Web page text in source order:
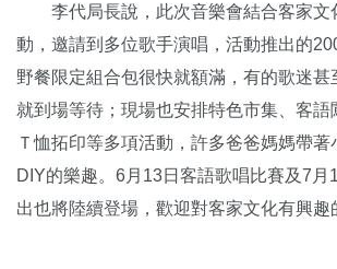
李代局長說，此次音樂會結合客家文
動，邀請到多位歌手演唱，活動推出的
野餐限定組合包很快就額滿，有的歌迷甚
就到場等待；現場也安排特色市集、客語
Ｔ恤拓印等多項活動，許多爸爸媽媽帶
DIY的樂趣。6月13日客語歌唱比賽及7月
出也將陸續登場，歡迎對客家文化有興趣